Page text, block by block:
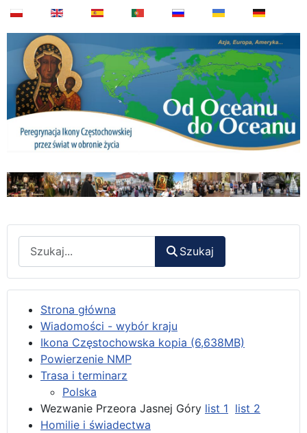
Szukaj
Strona główna
Wiadomości - wybór kraju
Ikona Częstochowska kopia (6,638MB)
Powierzenie NMP
Trasa i terminarz
Polska
Wezwanie Przeora Jasnej Góry list 1 list 2
Homilie i świadectwa